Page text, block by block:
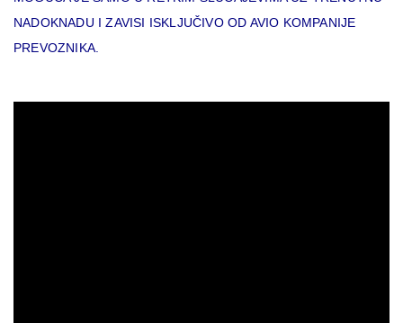
NADOKNADU I ZAVISI ISKLJUČIVO OD AVIO KOMPANIJE
PREVOZNIKA.